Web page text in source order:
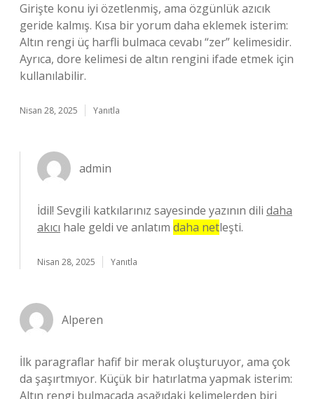
Girişte konu iyi özetlenmiş, ama özgünlük azıcık
geride kalmış. Kısa bir yorum daha eklemek isterim:
Altın rengi üç harfli bulmaca cevabı “zer” kelimesidir.
Ayrıca, dore kelimesi de altın rengini ifade etmek için
kullanılabilir.
Nisan 28, 2025 Yanıtla
admin
İdil! Sevgili katkılarınız sayesinde yazının dili daha
akıcı hale geldi ve anlatım daha netleşti.
Nisan 28, 2025 Yanıtla
Alperen
İlk paragraflar hafif bir merak oluşturuyor, ama çok
da şaşırtmıyor. Küçük bir hatırlatma yapmak isterim:
Altın rengi bulmacada aşağıdaki kelimelerden biri